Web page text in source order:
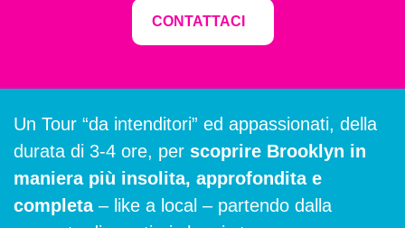
CONTATTACI
Un Tour “da intenditori” ed appassionati, della
durata di 3-4 ore, per scoprire Brooklyn in
maniera più insolita, approfondita e
completa– like a local – partendo dalla